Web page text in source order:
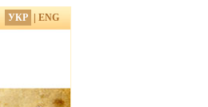
УКР ENG